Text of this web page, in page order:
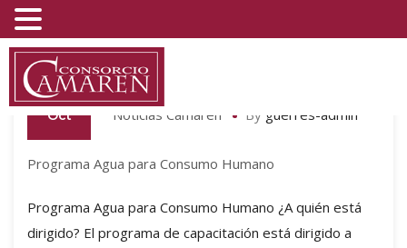
07
Oct
Noticias Camaren By guerres-admin
Programa Agua para Consumo Humano
Programa Agua para Consumo Humano ¿A quién está
dirigido? El programa de capacitación está dirigido a